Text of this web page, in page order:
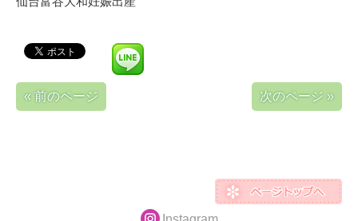
« 前のページ 次のページ »